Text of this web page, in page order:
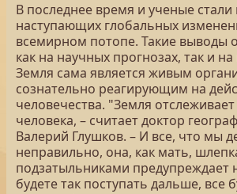
В последнее время и ученые стали
наступающих глобальных
всемирном потопе. Такие выводы
как на научных прогнозах, так и
Земля сама является живым
сознательно реагирующим на
человечества. "Земля
человека, – считает доктор
Валерий Глушков. – И все, что мы
неправильно, она, как мать,
подзатыльниками предупреждает
будете так поступать дальше, все